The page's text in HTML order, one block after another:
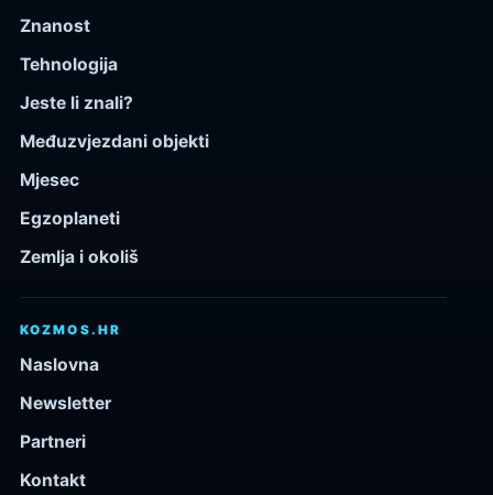
Znanost
Tehnologija
Jeste li znali?
Međuzvjezdani objekti
Mjesec
Egzoplaneti
Zemlja i okoliš
KOZMOS.HR
Naslovna
Newsletter
Partneri
Kontakt